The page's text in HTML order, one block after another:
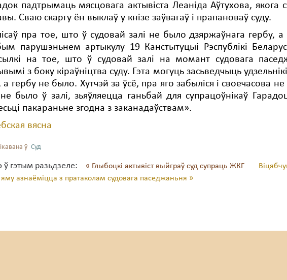
падтрымаць мясцовага актывіста Леаніда Аўтухова, якога
Сваю скаргу ён выклаў у кнізе заўвагаў і прапановаў суду.
пра тое, што ў судовай залі не было дзяржаўнага гербу, а
парушэньнем артыкулу 19 Канстытуцыі Рэспублікі
на тое, што ў судовай залі на момант судовага
з боку кіраўніцтва суду. Гэта могуць засьведчыць
а гербу не было. Хутчэй за ўсё, пра яго забыліся і своечасова
было ў залі, зьяўляецца ганьбай для супрацоўнікаў
пакараньне згодна з заканадаўствам».
вясна
ў Суд
ў гэтым разьдзеле: « Глыбоцкі актывіст выйграў суд супраць ЖКГ
азнаёміцца з пратаколам судовага паседжаньня »